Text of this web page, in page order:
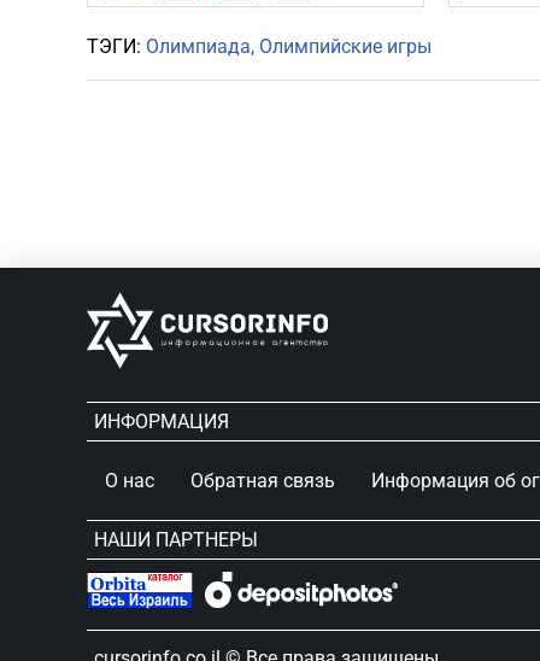
ТЭГИ: Олимпиада Олимпийские игры
ИНФОРМАЦИЯ
О нас Обратная связь Информация об
НАШИ ПАРТНЕРЫ